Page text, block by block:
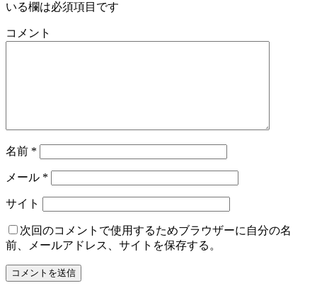
いる欄は必須項目です
コメント
名前 *
メール *
サイト
次回のコメントで使用するためブラウザーに自分の名
前、メールアドレス、サイトを保存する。